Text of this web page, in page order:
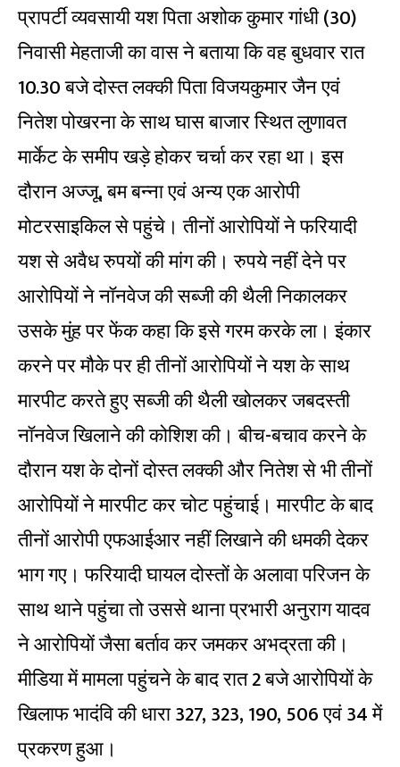
प्रापर्टी व्यवसायी यश पिता अशोक कुमार गांधी (30)
निवासी मेहताजी का वास ने बताया कि वह बुधवार रात
10.30 बजे दोस्त लक्की पिता विजयकुमार जैन एवं
नितेश पोखरना के साथ घास बाजार स्थित लुणावत
मार्केट के समीप खड़े होकर चर्चा कर रहा था। इस
दौरान अज्जू, बम बन्ना एवं अन्य एक आरोपी
मोटरसाइकिल से पहुंचे। तीनों आरोपियों ने फरियादी
यश से अवैध रुपयों की मांग की। रुपये नहीं देने पर
आरोपियों ने नॉनवेज की सब्जी की थैली निकालकर
उसके मुंह पर फेंक कहा कि इसे गरम करके ला। इंकार
करने पर मौके पर ही तीनों आरोपियों ने यश के साथ
मारपीट करते हुए सब्जी की थैली खोलकर जबदस्ती
नॉनवेज खिलाने की कोशिश की। बीच-बचाव करने के
दौरान यश के दोनों दोस्त लक्की और नितेश से भी तीनों
आरोपियों ने मारपीट कर चोट पहुंचाई। मारपीट के बाद
तीनों आरोपी एफआईआर नहीं लिखाने की धमकी देकर
भाग गए। फरियादी घायल दोस्तों के अलावा परिजन के
साथ थाने पहुंचा तो उससे थाना प्रभारी अनुराग यादव
ने आरोपियों जैसा बर्ताव कर जमकर अभद्रता की।
मीडिया में मामला पहुंचने के बाद रात 2 बजे आरोपियों के
खिलाफ भादंवि की धारा 327, 323, 190, 506 एवं 34 में
प्रकरण हुआ।